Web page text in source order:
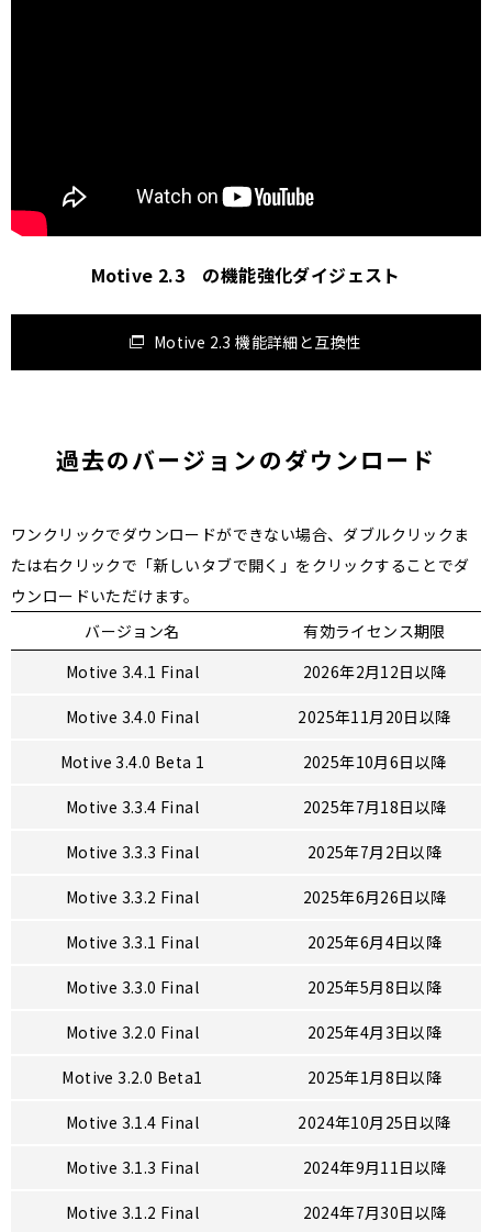
Motive 2.3 の機能強化ダイジェスト
Motive 2.3 機能詳細と互換性
過去のバージョンのダウンロード
ワンクリックでダウンロードができない場合、ダブルクリックま
たは右クリックで「新しいタブで開く」をクリックすることでダ
ウンロードいただけます。
バージョン名
有効ライセンス期限
Motive 3.4.1 Final
2026年2月12日以降
Motive 3.4.0 Final 2025年11月20日以降
Motive 3.4.0 Beta 1 2025年10月6日以降
Motive 3.3.4 Final 2025年7月18日以降
Motive 3.3.3 Final 2025年7月2日以降
Motive 3.3.2 Final 2025年6月26日以降
Motive 3.3.1 Final 2025年6月4日以降
Motive 3.3.0 Final 2025年5月8日以降
Motive 3.2.0 Final 2025年4月3日以降
Motive 3.2.0 Beta1 2025年1月8日以降
Motive 3.1.4 Final 2024年10月25日以降
Motive 3.1.3 Final 2024年9月11日以降
Motive 3.1.2 Final 2024年7月30日以降